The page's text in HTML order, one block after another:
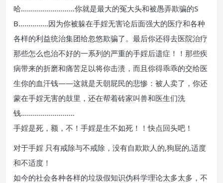
哈………………………你就是最大的冤大头和被愚弄欺骗的S
B……………因为你被躲在手婬无害论后面强大的医疗和各种
各样的利益统治集团给忽悠欺骗了。最后你还得去医院治疗
那些怎么也治不好的一系列的严重的手婬后遗症！！那些疾
病带来的折磨和痛苦足以将你击溃，而且你得乖乖的交给医
生你的血汗钱——这就是天朝屁民的悲惨：被人卖了，你还
蒙在手婬无害的鼓里，还在帮着砖家叫兽和医生们洗
钱………………………
手婬是死，额，不！手婬是生不如死！！快点回头吧！
对于手婬 只有戒除与不戒除，没有自欺欺人的,狗屁的,适度
和不适度！
如今的社会各种各样的垃圾假知识伪科学理论太多太多，不